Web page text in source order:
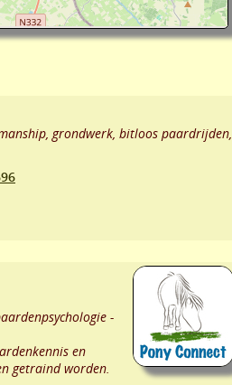
grondwerk, bitloos paardrijden,
-
en
getraind worden.